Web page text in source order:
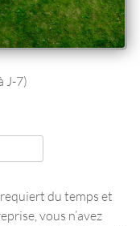
J-7)
du temps et
vous n’avez